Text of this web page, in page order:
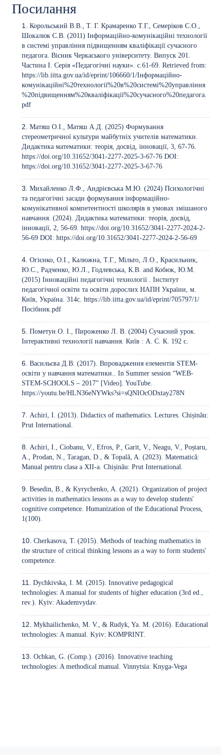
Посилання
Корольський В.В., Т. Г. Крамаренко Т.Г., Семеріков С.О.,
Шокалюк С.В. (2011) Інформаційно-комунікаційні технології
в системі управління підвищенням кваліфікації сучасного
педагога. Вісник Черкаського університету. Випуск 201.
Частина I. Серія «Педагогічні науки». с.61-69. Retrieved from:
https://lib.iitta.gov.ua/id/eprint/106660/1/Інформаційно-
комунікаційні%20технології%20в%20системі%20управління
%20підвищенням%20кваліфікації%20сучасного%20педагога.
pdf
Матяш О.І., Матяш А.Д. (2025) Формування
стереометричної культури майбутніх учителів математики.
Дидактика математики: теорія, досвід, інновації, 3, 67-76.
https://doi.org/10.31652/3041-2277-2025-3-67-76 DOI:
https://doi.org/10.31652/3041-2277-2025-3-67-76
Михайленко Л.Ф., Андрієвська М.Ю. (2024) Психологічні
та педагогічні засади формування інформаційно-
комунікативної компетентності школярів в умовах змішаного
навчання. (2024). Дидактика математики: теорія, досвід,
інновації, 2, 56-69. https://doi.org/10.31652/3041-2277-2024-2-
56-69 DOI: https://doi.org/10.31652/3041-2277-2024-2-56-69
Огієнко, О.І., Калюжна, Т.Г., Мільто, Л.О., Красильник,
Ю.С., Радченко, Ю.Л., Годлевська, К.В. and Кобюк, Ю.М.
(2015) Інноваційні педагогічні технології . Інститут
педагогічної освіти та освіти дорослих НАПН України, м.
Київ, Україна. 314с. https://lib.iitta.gov.ua/id/eprint/705797/1/
Посібник.pdf
Пометун О. І., Пироженко Л. В. (2004) Сучасний урок.
Інтерактивні технології навчання. Київ : А. С. К. 192 с.
Васильєва Д.В. (2017). Впровадження елементів SТEM-
освіти у навчання математики.. In Summer session “WEB-
STEM-SCHOOLS – 2017” [Video]. YouTube.
https://youtu.be/HLN36eNYWks?si=sQNIOcODxtay278N
Achiri, I. (2013). Didactics of mathematics. Lectures. Chișinău:
Prut International.
Achiri, I., Ciobanu, V., Efros, P., Garit, V., Neagu, V., Poștaru,
A., Prodan, N., Taragan, D., & Topală, A. (2023). Matematică:
Manual pentru clasa a XII-a. Chișinău: Prut International.
Besedin, B., & Kyrychenko, A. (2021). Organization of project
activities in mathematics lessons as a way to develop students'
cognitive competence. Humanization of the Educational Process,
1(100).
Cherkasova, T. (2015). Methods of teaching mathematics in
the structure of critical thinking lessons as a way to form students'
competence.
Dychkivska, I. M. (2015). Innovative pedagogical
technologies: A manual for students of higher education (3rd ed.,
rev.). Kyiv: Akademvydav.
Mykhailichenko, M. V., & Rudyk, Ya. M. (2016). Educational
technologies: A manual. Kyiv: KOMPRINT.
Ochkan, G. (Comp.). (2016). Innovative teaching
technologies: A methodical manual. Vinnytsia: Knyga-Vega